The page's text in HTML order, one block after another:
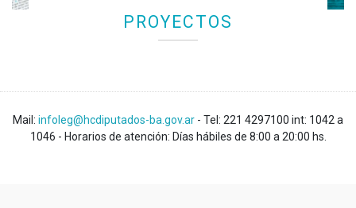
PROYECTOS
Mail: infoleg@hcdiputados-ba.gov.ar - Tel: 221 4297100 int: 1042 a
1046 - Horarios de atención: Días hábiles de 8:00 a 20:00 hs.